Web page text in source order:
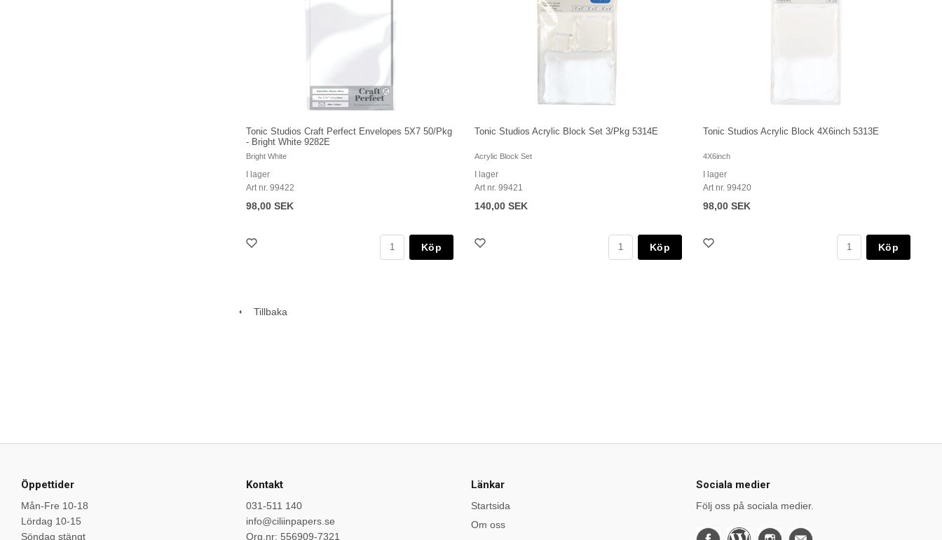
Tonic Studios Craft Perfect Envelopes 5X7 50/Pkg
- Bright White 9282E
Bright White
I lager
Art nr. 99422
98,00 SEK
Köp
Tonic Studios Acrylic Block Set 3/Pkg 5314E
Acrylic Block Set
I lager
Art nr. 99421
140,00 SEK
Köp
Tonic Studios Acrylic Block 4X6inch 5313E
4X6inch
I lager
Art nr. 99420
98,00 SEK
Köp
Tillbaka
Öppettider
Mån-Fre 10-18
Lördag 10-15
Söndag stängt
Kontakt
031-511 140
info@ciliinpapers.se
Org.nr: 556909-7321
Länkar
Startsida
Om oss
Sociala medier
Följ oss på sociala medier.